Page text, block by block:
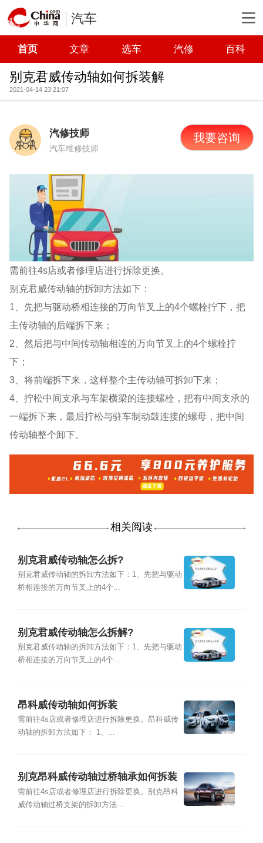
汽车
首页 文章 选车 汽修 百科
别克君威传动轴如何拆装解
2021-04-14 23:21:07
汽修技师
汽车维修技师
我要咨询
需前往4s店或者修理店进行拆除更换。
别克君威传动轴的拆卸方法如下：
1、先把与驱动桥相连接的万向节叉上的4个螺栓拧下，把
主传动轴的后端拆下来；
2、然后把与中间传动轴相连的万向节叉上的4个螺栓拧
下；
3、将前端拆下来，这样整个主传动轴可拆卸下来；
4、拧松中间支承与车架横梁的连接螺栓，把有中间支承的
一端拆下来，最后拧松与驻车制动鼓连接的螺母，把中间
传动轴整个卸下。
相关阅读
别克君威传动轴怎么拆?
别克君威传动轴的拆卸方法如下：1、先把与驱动
桥相连接的万向节叉上的4个...
别克君威传动轴怎么拆解?
别克君威传动轴的拆卸方法如下：1、先把与驱动
桥相连接的万向节叉上的4个...
昂科威传动轴如何拆装
需前往4s店或者修理店进行拆除更换。昂科威传
动轴的拆卸方法如下： 1、...
别克昂科威传动轴过桥轴承如何拆装
需前往4s店或者修理店进行拆除更换。别克昂科
威传动轴过桥支架的拆卸方法...